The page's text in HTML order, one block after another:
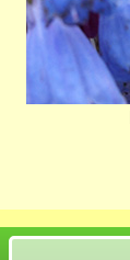
Suche